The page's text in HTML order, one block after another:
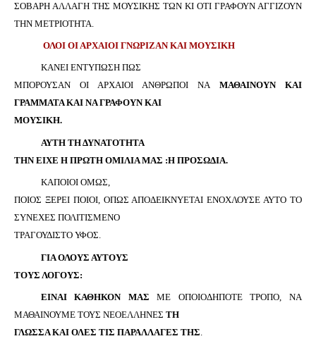
ΣΟΒΑΡΗ ΑΛΛΑΓΗ ΤΗΣ ΜΟΥΣΙΚΗΣ ΤΩΝ ΚΙ ΟΤΙ ΓΡΑΦΟΥΝ ΑΓΓΙΖΟΥΝ
ΤΗΝ ΜΕΤΡΙΟΤΗΤΑ.
ΟΛΟΙ ΟΙ ΑΡΧΑΙΟΙ ΓΝΩΡΙΖΑΝ ΚΑΙ ΜΟΥΣΙΚΗ
ΚΑΝΕΙ ΕΝΤΥΠΩΣΗ ΠΩΣ
ΜΠΟΡΟΥΣΑΝ ΟΙ ΑΡΧΑΙΟΙ ΑΝΘΡΩΠΟΙ ΝΑΜΑΘΑΙΝΟΥΝ ΚΑΙ
ΓΡΑΜΜΑΤΑ ΚΑΙ ΝΑ ΓΡΑΦΟΥΝ ΚΑΙ
ΜΟΥΣΙΚΗ.
ΑΥΤΗ ΤΗ ΔΥΝΑΤΟΤΗΤΑ
ΤΗΝ ΕΙΧΕ Η ΠΡΩΤΗ ΟΜΙΛΙΑ ΜΑΣ :Η ΠΡΟΣΩΔΙΑ.
ΚΑΠΟΙΟΙ ΟΜΩΣ,
ΠΟΙΟΣ ΞΕΡΕΙ ΠΟΙΟΙ, ΟΠΩΣ ΑΠΟΔΕΙΚΝΥΕΤΑΙ ΕΝΟΧΛΟΥΣΕ ΑΥΤΟ ΤΟ
ΣΥΝΕΧΕΣ ΠΟΛΙΤΙΣΜΕΝΟ
ΤΡΑΓΟΥΔΙΣΤΟ ΥΦΟΣ.
ΓΙΑ ΟΛΟΥΣ ΑΥΤΟΥΣ
ΤΟΥΣ ΛΟΓΟΥΣ:
ΕΙΝΑΙ ΚΑΘΗΚΟΝ ΜΑΣ ΜΕ ΟΠΟΙΟΔΗΠΟΤΕ ΤΡΟΠΟ, ΝΑ
ΜΑΘΑΙΝΟΥΜΕ ΤΟΥΣ ΝΕΟΕΛΛΗΝΕΣ ΤΗ
ΓΛΩΣΣΑ ΚΑΙ ΟΛΕΣ ΤΙΣ ΠΑΡΑΛΛΑΓΕΣ ΤΗΣ